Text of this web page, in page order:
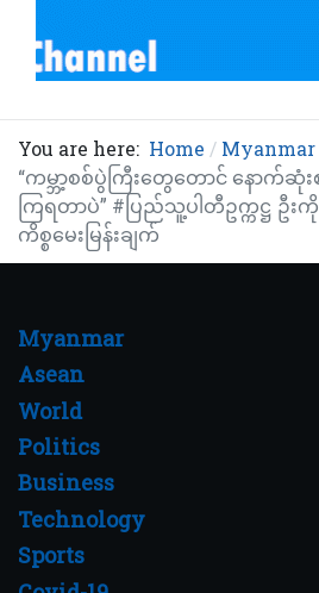
You are here: Home
Myanmar
“ကမ္ဘာ့စစ်ပွဲကြီးတွေတောင် နောက်ဆုံ
ကြရတာပဲ” #ပြည်သူ့ပါတီဥက္ကဋ္ဌ ဦး
ကိစ္စမေးမြန်းချက်
Myanmar
Asean
World
Politics
Business
Technology
Sports